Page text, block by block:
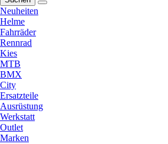
Neuheiten
Helme
Fahrräder
Rennrad
Kies
MTB
BMX
City
Ersatzteile
Ausrüstung
Werkstatt
Outlet
Marken